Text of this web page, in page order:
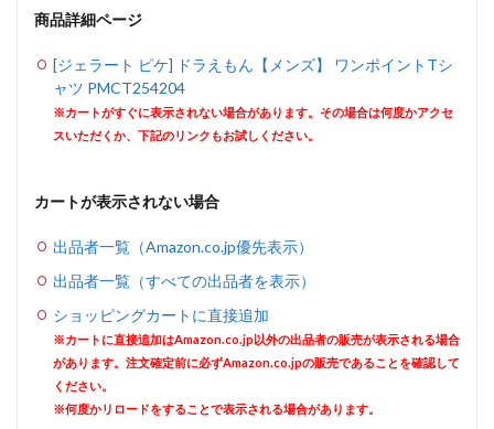
商品詳細ページ
[ジェラート ピケ] ドラえもん【メンズ】 ワンポイントTシ
ャツ PMCT254204
※カートがすぐに表示されない場合があります。その場合は何度かアクセ
スいただくか、下記のリンクもお試しください。
カートが表示されない場合
出品者一覧（Amazon.co.jp優先表示）
出品者一覧（すべての出品者を表示）
ショッピングカートに直接追加
※カートに直接追加はAmazon.co.jp以外の出品者の販売が表示される場合
があります。注文確定前に必ずAmazon.co.jpの販売であることを確認して
ください。
※何度かリロードをすることで表示される場合があります。